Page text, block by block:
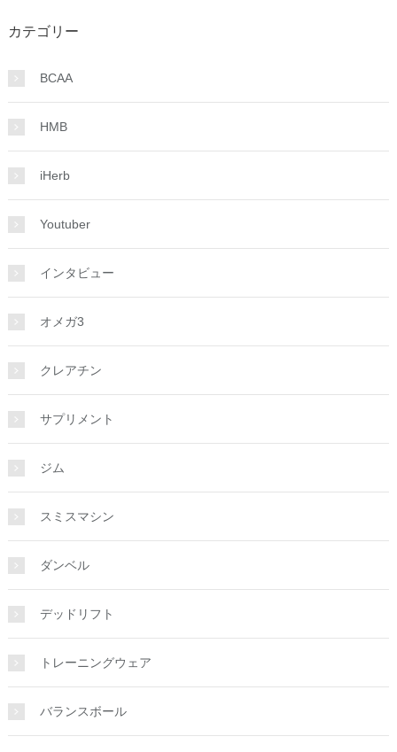
カテゴリー
BCAA
HMB
iHerb
Youtuber
インタビュー
オメガ3
クレアチン
サプリメント
ジム
スミスマシン
ダンベル
デッドリフト
トレーニングウェア
バランスボール